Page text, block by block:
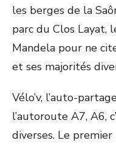
les berges de la
parc du Clos Layat,
Mandela pour ne
et ses majorités
Vélo’v, l’auto-
l’autoroute A7, A6,
diverses. Le